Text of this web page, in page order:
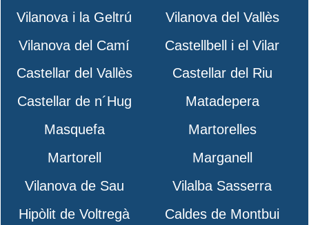
Vilanova i la Geltrú
Vilanova del Vallès
Vilanova del Camí
Castellbell i el Vilar
Castellar del Vallès
Castellar del Riu
Castellar de n´Hug
Matadepera
Masquefa
Martorelles
Martorell
Marganell
Vilanova de Sau
Vilalba Sasserra
Hipòlit de Voltregà
Caldes de Montbui